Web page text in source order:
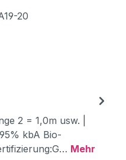
20
2 = 1,0m usw. |
kbA Bio-
Mehr